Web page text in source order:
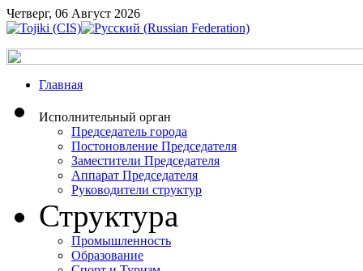
Четверг, 06 Август 2026
Главная
Исполнительный орган
Председатель города
Постоновление Председателя
Заместители Председателя
Аппарат Председателя
Руководители структур
Структура
Промышленность
Образование